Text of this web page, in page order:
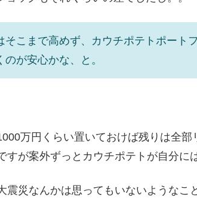
そこまで高めず、カウチポテトポート
が安心かな、と。
万円くらい置いておけば残りは全
すが案外ずっとカウチポテトが自分に
震災なんかは思ってもいないようなこ